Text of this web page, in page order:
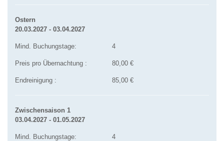
Ostern
20.03.2027 - 03.04.2027
Mind. Buchungstage: 4
Preis pro Übernachtung : 80,00 €
Endreinigung : 85,00 €
Zwischensaison 1
03.04.2027 - 01.05.2027
Mind. Buchungstage: 4